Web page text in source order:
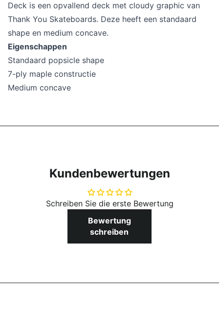
Deck is een opvallend deck met cloudy graphic van
Thank You Skateboards. Deze heeft een standaard
shape en medium concave.
Eigenschappen
Standaard popsicle shape
7-ply maple constructie
Medium concave
Kundenbewertungen
Schreiben Sie die erste Bewertung
Bewertung
schreiben